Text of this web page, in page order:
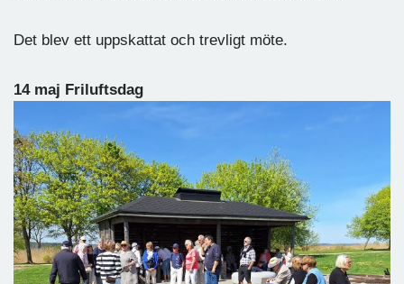
Det blev ett uppskattat och trevligt möte.
14 maj Friluftsdag